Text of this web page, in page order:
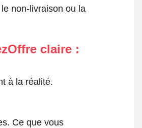
non-livraison ou la
claire :
à la réalité.
Ce que vous